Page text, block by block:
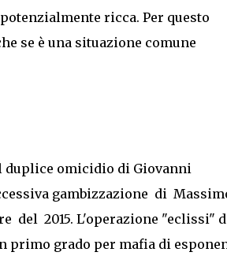
ricca. Per questo
se è una situazione comune
duplice omicidio di Giovanni
gambizzazione di
2015. L'operazione "eclissi"
primo grado per mafia di